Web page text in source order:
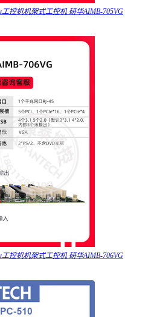
控机机架式工控机 研华AIMB-705VG
控机机架式工控机 研华AIMB-706VG